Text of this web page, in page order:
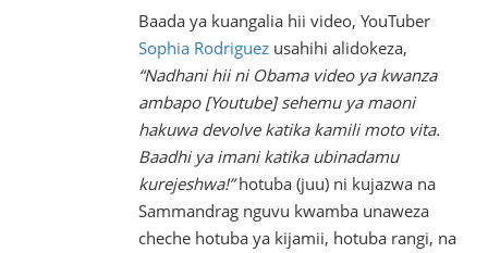
Baada ya kuangalia hii video, YouTuber
Sophia Rodriguez usahihi alidokeza,
“Nadhani hii ni Obama video ya kwanza
ambapo [Youtube] sehemu ya maoni
hakuwa devolve katika kamili moto vita.
Baadhi ya imani katika ubinadamu
kurejeshwa!”hotuba (juu) ni kujazwa na
Sammandrag nguvu kwamba unaweza
cheche hotuba ya kijamii, hotuba rangi, na